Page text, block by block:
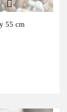
55 cm